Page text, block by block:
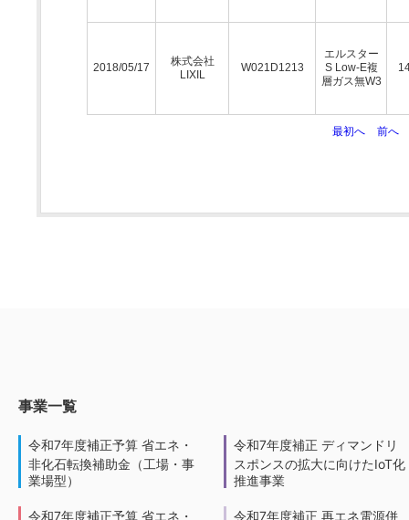
2018/05/17
株式会社
LIXIL
W021D1213
エルスター
S Low-E複
層ガス無W3
最初へ 前へ
事業一覧
令和7年度補正予算 省エネ・
非化石転換補助金（工場・事
業場型）
令和7年度補正予算 省エネ・
令和7年度補正 ディマンドリ
スポンスの拡大に向けたIoT化
推進事業
令和7年度補正 再エネ電源併